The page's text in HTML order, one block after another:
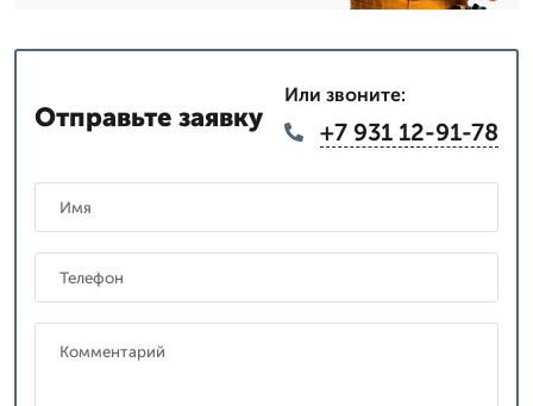
Отправьте заявку
Или звоните:
+7 931 12-91-78